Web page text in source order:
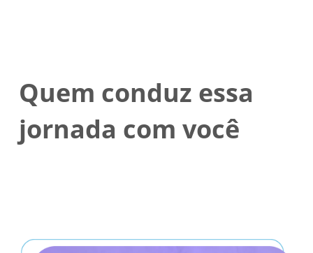
Quem conduz essa
jornada com você